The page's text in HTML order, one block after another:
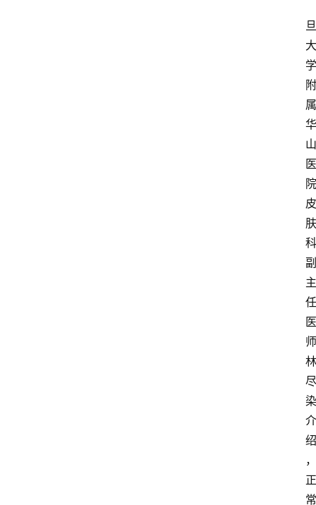
旦
大
学
附
属
华
山
医
院
皮
肤
科
副
主
任
医
师
林
尽
染
介
绍
，
正
常